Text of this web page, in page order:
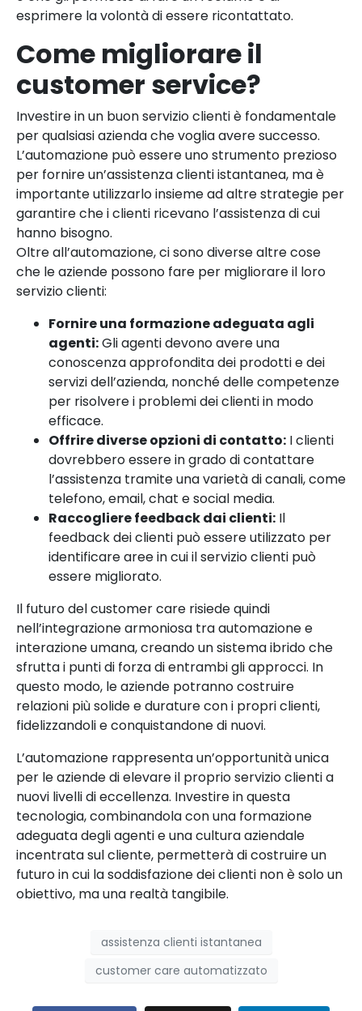
esprimere la volontà di essere ricontattato.
Come migliorare il
customer service?
Investire in un buon servizio clienti è fondamentale
per qualsiasi azienda che voglia avere successo.
L’automazione può essere uno strumento prezioso
per fornire un’assistenza clienti istantanea, ma è
importante utilizzarlo insieme ad altre strategie per
garantire che i clienti ricevano l’assistenza di cui
hanno bisogno.
Oltre all’automazione, ci sono diverse altre cose
che le aziende possono fare per migliorare il loro
servizio clienti:
Fornire una formazione adeguata agli
agenti:Gli agenti devono avere una
conoscenza approfondita dei prodotti e dei
servizi dell’azienda, nonché delle competenze
per risolvere i problemi dei clienti in modo
efficace.
Offrire diverse opzioni di contatto: I clienti
dovrebbero essere in grado di contattare
l’assistenza tramite una varietà di canali, come
telefono, email, chat e social media.
Raccogliere feedback dai clienti: Il
feedback dei clienti può essere utilizzato per
identificare aree in cui il servizio clienti può
essere migliorato.
Il futuro del customer care risiede quindi
nell’integrazione armoniosa tra automazione e
interazione umana, creando un sistema ibrido che
sfrutta i punti di forza di entrambi gli approcci. In
questo modo, le aziende potranno costruire
relazioni più solide e durature con i propri clienti,
fidelizzandoli e conquistandone di nuovi.
L’automazione rappresenta un’opportunità unica
per le aziende di elevare il proprio servizio clienti a
nuovi livelli di eccellenza. Investire in questa
tecnologia, combinandola con una formazione
adeguata degli agenti e una cultura aziendale
incentrata sul cliente, permetterà di costruire un
futuro in cui la soddisfazione dei clienti non è solo un
obiettivo, ma una realtà tangibile.
assistenza clienti istantanea
customer care automatizzato